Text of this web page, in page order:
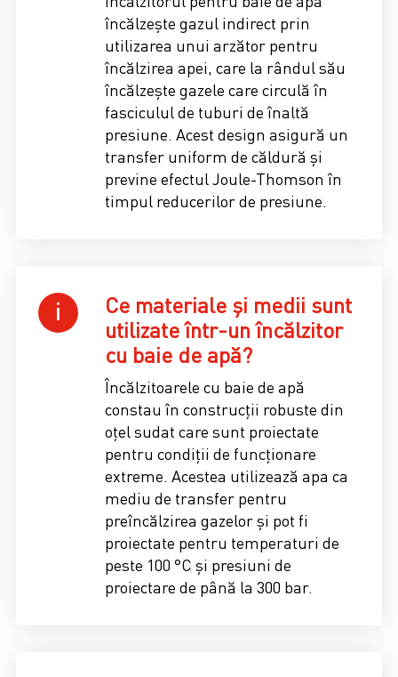
încălzește gazul indirect prin
utilizarea unui arzător pentru
încălzirea apei, care la rândul său
încălzește gazele care circulă în
fasciculul de tuburi de înaltă
presiune. Acest design asigură un
transfer uniform de căldură și
previne efectul Joule-Thomson în
timpul reducerilor de presiune.
Ce materiale și medii sunt
utilizate într-un încălzitor
cu baie de apă?
Încălzitoarele cu baie de apă
constau în construcții robuste din
oțel sudat care sunt proiectate
pentru condiții de funcționare
extreme. Acestea utilizează apa ca
mediu de transfer pentru
preîncălzirea gazelor și pot fi
proiectate pentru temperaturi de
peste 100 °C și presiuni de
proiectare de până la 300 bar.